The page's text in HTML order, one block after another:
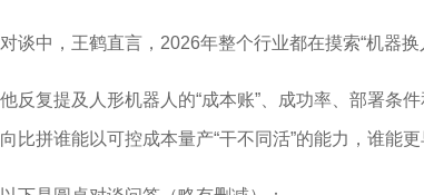
对谈中，王鹤直言，2026年整个行业都在摸索“机器换
他反复提及人形机器人的“成本账”、成功率、部署条
向比拼谁能以可控成本量产“干不同活”的能力，谁能